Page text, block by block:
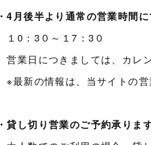
・4月後半より通常の営業時間
１0：3０～１7：3０
営業日につきましては、カレ
※最新の情報は、当サイトの
・貸し切り営業のご予約承りま